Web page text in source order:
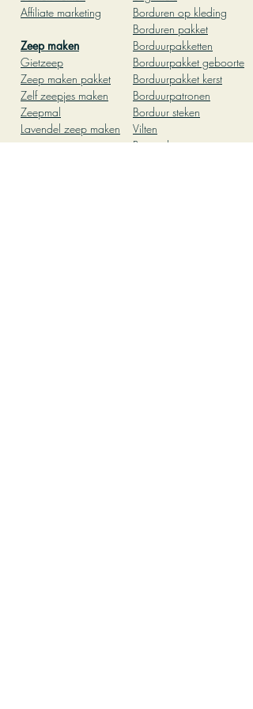
Affiliate marketing
Zeep maken
Gietzeep
Zeep maken pakket
Zelf zeepjes maken
Zeepmal
Lavendel zeep maken
Borduren op kleding
Borduren pakket
Borduurpakketten
Borduurpakket geboorte
Borduurpakket kerst
Borduurpatronen
Borduur steken
Vilten
Pasen diy